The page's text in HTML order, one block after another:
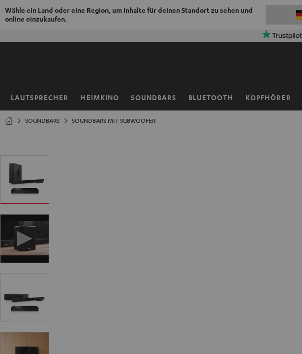
Wähle ein Land oder eine Region, um Inhalte für deinen Standort zu sehen und
online einzukaufen.
LAUTSPRECHER HEIMKINO SOUNDBARS BLUETOOTH KOPFHÖRER
Startseite
SOUNDBARS SOUNDBARS MIT SUBWOOFER